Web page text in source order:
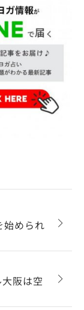
始められ
阪は空